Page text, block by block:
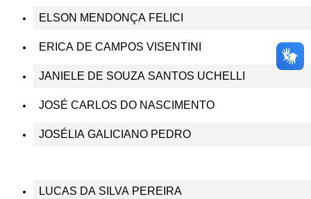
ELSON MENDONÇA FELICI
ERICA DE CAMPOS VISENTINI
JANIELE DE SOUZA SANTOS UCHELLI
JOSÉ CARLOS DO NASCIMENTO
JOSÉLIA GALICIANO PEDRO
LUCAS DA SILVA PEREIRA